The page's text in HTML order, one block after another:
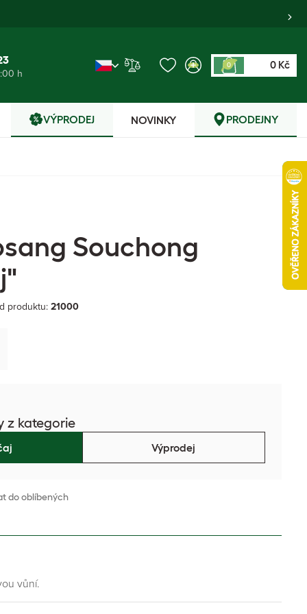
h
0 0 Kč
VÝPRODEJ NOVINKY PRODEJNY
Souchong
produktu: 21000
z kategorie
Výprodej
do oblíbených
vůní.